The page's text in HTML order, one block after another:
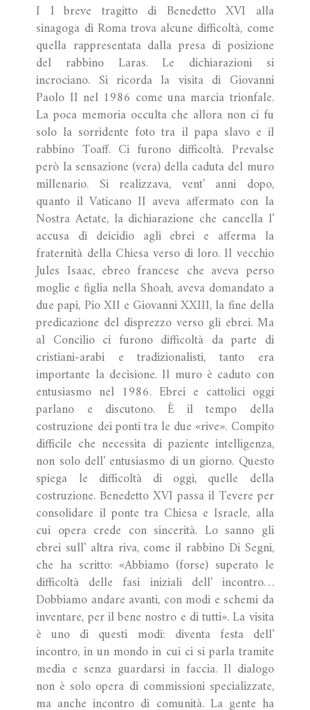
I l breve tragitto di Benedetto XVI alla
sinagoga di Roma trova alcune difficoltà, come
quella rappresentata dalla presa di posizione
del rabbino Laras. Le dichiarazioni si
incrociano. Si ricorda la visita di Giovanni
Paolo II nel 1986 come una marcia trionfale.
La poca memoria occulta che allora non ci fu
solo la sorridente foto tra il papa slavo e il
rabbino Toaff. Ci furono difficoltà. Prevalse
però la sensazione (vera) della caduta del muro
millenario. Si realizzava, vent' anni dopo,
quanto il Vaticano II aveva affermato con la
Nostra Aetate, la dichiarazione che cancella l'
accusa di deicidio agli ebrei e afferma la
fraternità della Chiesa verso di loro. Il vecchio
Jules Isaac, ebreo francese che aveva perso
moglie e figlia nella Shoah, aveva domandato a
due papi, Pio XII e Giovanni XXIII, la fine della
predicazione del disprezzo verso gli ebrei. Ma
al Concilio ci furono difficoltà da parte di
cristiani-arabi e tradizionalisti, tanto era
importante la decisione. Il muro è caduto con
entusiasmo nel 1986. Ebrei e cattolici oggi
parlano e discutono. È il tempo della
costruzione dei ponti tra le due «rive». Compito
difficile che necessita di paziente intelligenza,
non solo dell' entusiasmo di un giorno. Questo
spiega le difficoltà di oggi, quelle della
costruzione. Benedetto XVI passa il Tevere per
consolidare il ponte tra Chiesa e Israele, alla
cui opera crede con sincerità. Lo sanno gli
ebrei sull' altra riva, come il rabbino Di Segni,
che ha scritto: «Abbiamo (forse) superato le
difficoltà delle fasi iniziali dell' incontro…
Dobbiamo andare avanti, con modi e schemi da
inventare, per il bene nostro e di tutti». La visita
è uno di questi modi: diventa festa dell'
incontro, in un mondo in cui ci si parla tramite
media e senza guardarsi in faccia. Il dialogo
non è solo opera di commissioni specializzate,
ma anche incontro di comunità. La gente ha